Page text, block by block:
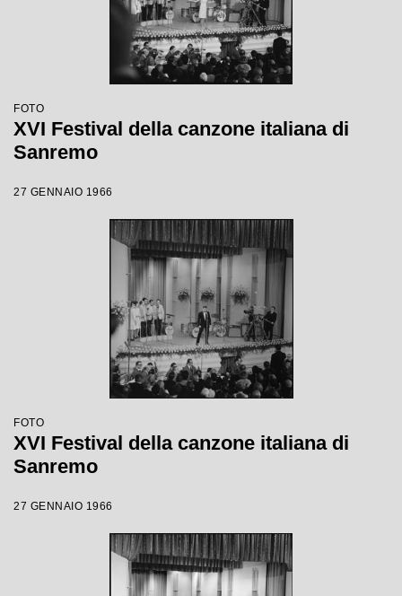
FOTO
XVI Festival della canzone italiana di
Sanremo
27 GENNAIO 1966
FOTO
XVI Festival della canzone italiana di
Sanremo
27 GENNAIO 1966